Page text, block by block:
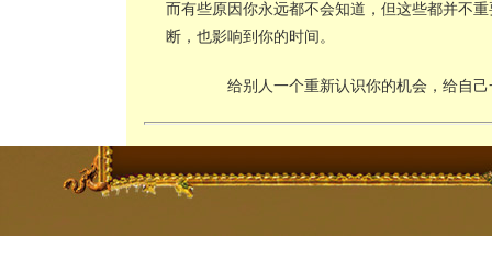
而有些原因你永远都不会知道，但这些都并不
断，也影响到你的时间。
给别人一个重新认识你的机会，给自己